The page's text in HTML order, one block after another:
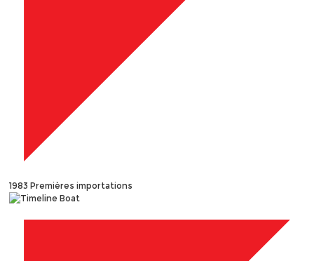
1983Premières importations